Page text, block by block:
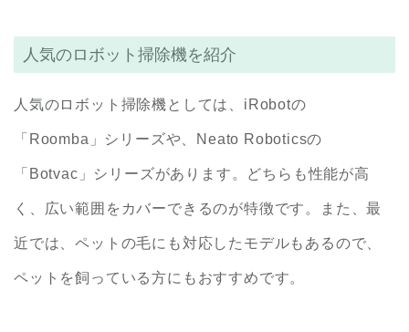
人気のロボット掃除機を紹介
人気のロボット掃除機としては、iRobotの
「Roomba」シリーズや、Neato Roboticsの
「Botvac」シリーズがあります。どちらも性能が高
く、広い範囲をカバーできるのが特徴です。また、最
近では、ペットの毛にも対応したモデルもあるので、
ペットを飼っている方にもおすすめです。